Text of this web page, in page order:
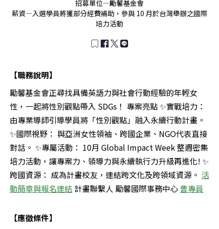
招募單位—勵馨基金會
薪資—入選學員將獲部分經費補助，參與 10 月於台灣舉辦之國際
培力活動
【職務說明】
勵馨基金會正尋找具備英語力與社會行動經驗的年輕女
性，一起將性別觀點帶入 SDGs！ 專案亮點 ✨實戰培力：
由專業導師引導學員將「性別觀點」融入永續行動計畫。
✨國際視野： 與亞洲女性領袖、跨國企業、NGO代表直接
對話。 ✨專屬活動： 10月 Global Impact Week 整週密集
培力活動，讓專案力、領導力與永續執行力升級再進化! ✨
跨國資源： 成為計畫校友，連結跨文化及跨領域資源。 活
動簡章與報名連結 計畫聯繫人 勵馨國際事務中心 曹專員
【應徵條件】